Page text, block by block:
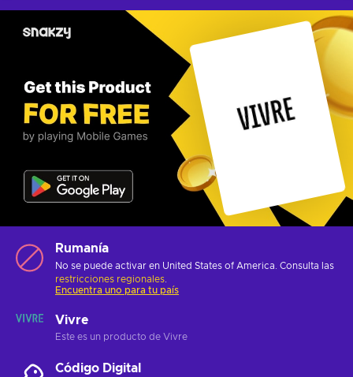
Rumanía
No se puede activar en United States of America. Consulta las
restricciones regionales
Encuentra uno para tu país
Vivre
Este es un producto de Vivre
Código Digital